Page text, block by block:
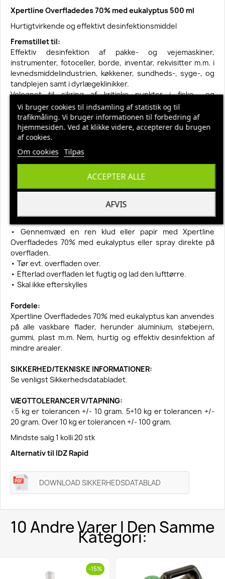
Xpertline Overfladedes 70% med eukalyptus 500 ml
Hurtigtvirkende og effektivt desinfektionsmiddel
Fremstillet til:
Effektiv desinfektion af pakke- og vejemaskiner,
instrumenter, fotoceller, borde, inventar, rekvisitter m.m. i
levnedsmiddelindustrien, køkkener, sundheds-, syge-, og
tandplejen samt i dyrlægeklinikker.
Velegnet til sikring af kritiske punkter i fiske-, og
fødevareindustrien, storkøkkener, restauranter,
institutioner, fitness, svømmehaller m.m.
Brugsanvisning:
Anvendes ufortyndet. Desinfektion skal foretages i en
særskilt arbejdsproces efter endt rengøring. Xpertline
fuldstændigt, før fladerne anvendes til levnedsmidler.
Xpertline Overfladedes 70% med eukalyptus skal ikke
aftørres/afskylles. Produktet fordamper uden synligt spor
på den desinficerede overflade.
• Gennemvæd en ren klud eller papir med Xpertline
Overfladedes 70% med eukalyptus eller spray direkte på
overfladen.
• Tør evt. overfladen over.
• Efterlad overfladen let fugtig og lad den lufttørre.
• Skal ikke efterskylles
Fordele:
Xpertline Overfladedes 70% med eukalyptus kan anvendes
på alle vaskbare flader, herunder aluminium, støbejern,
gummi, plast m.m. Nem, hurtig og effektiv desinfektion af
mindre arealer.
SIKKERHED/TEKNISKE INFORMATIONER:
Se venligst Sikkerhedsdatabladet.
VÆGTTOLERANCER V/TAPNING:
<5 kg er tolerancen +/- 10 gram. 5+10 kg er tolerancen +/-
20 gram. Over 10 kg er tolerancen +/- 100 gram.
Mindste salg 1 kolli 20 stk
Alternativ til IDZ Rapid
DOWNLOAD SIKKERHEDSDATABLAD
10 Andre Varer I Den Samme
Kategori:
Vi bruger cookies til indsamling af statistik og til
trafikmåling. Vi bruger informationen til forbedring af
hjemmesiden. Ved at klikke videre, accepterer du brugen
af cookies.
Om cookies Tilpas
AFVIS
ACCEPTER ALLE